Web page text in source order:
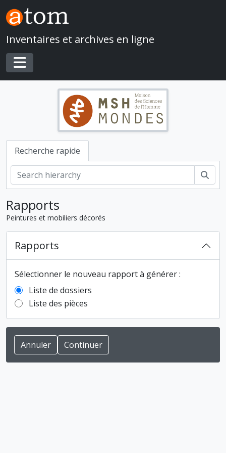
Skip to main content
Inventaires et archives en ligne
Toggle navigation
Recherche rapide
Rapports
Peintures et mobiliers décorés
Rapports
Sélectionner le nouveau rapport à générer :
Liste de dossiers
Liste des pièces
Annuler